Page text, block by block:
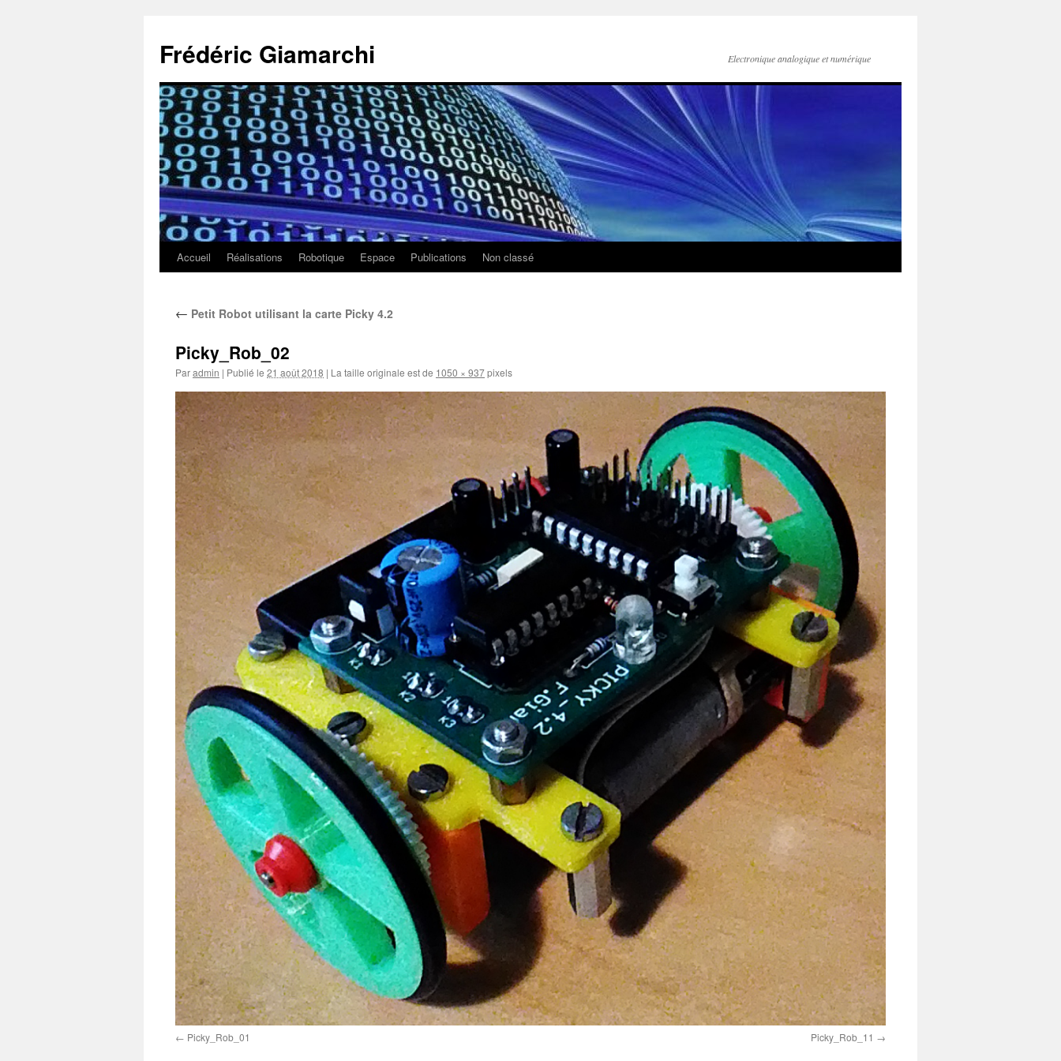
contenu
Frédéric Giamarchi Electronique analogique et numérique
Accueil Réalisations Robotique Espace Publications Non classé
← Petit Robot utilisant la carte Picky 4.2
Picky_Rob_02
Paradmin | Publié le 21 août 2018 | La taille originale est de 1050 × 937pixels
Picky_Rob_01 Picky_Rob_11